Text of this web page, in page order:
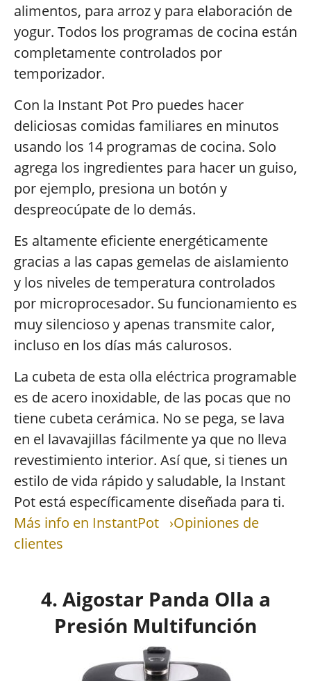
alimentos, para arroz y para elaboración de
yogur. Todos los programas de cocina están
completamente controlados por
temporizador.
Con la Instant Pot Pro puedes hacer
deliciosas comidas familiares en minutos
usando los 14 programas de cocina. Solo
agrega los ingredientes para hacer un guiso,
por ejemplo, presiona un botón y
despreocúpate de lo demás.
Es altamente eficiente energéticamente
gracias a las capas gemelas de aislamiento
y los niveles de temperatura controlados
por microprocesador. Su funcionamiento es
muy silencioso y apenas transmite calor,
incluso en los días más calurosos.
La cubeta de esta olla eléctrica programable
es de acero inoxidable, de las pocas que no
tiene cubeta cerámica. No se pega, se lava
en el lavavajillas fácilmente ya que no lleva
revestimiento interior. Así que, si tienes un
estilo de vida rápido y saludable, la Instant
Pot está específicamente diseñada para ti.
Más info en InstantPot ›Opiniones de
clientes
4. Aigostar Panda Olla a
Presión Multifunción